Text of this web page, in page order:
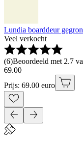
Lundia boarddeur
Veel verkocht
(6)Beoordeeld met 2.7
69.00
Prijs: 69.00 euro